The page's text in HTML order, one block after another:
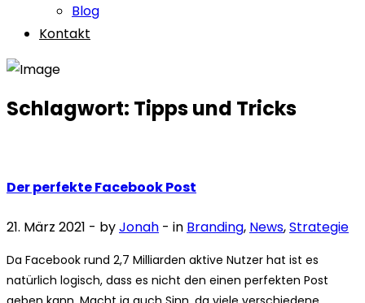
Blog
Kontakt
Schlagwort: Tipps und Tricks
Der perfekte Facebook Post
21. März 2021 - byJonah - in Branding, News,Strategie
Da Facebook rund 2,7 Milliarden aktive Nutzer hat ist es
natürlich logisch, dass es nicht den einen perfekten Post